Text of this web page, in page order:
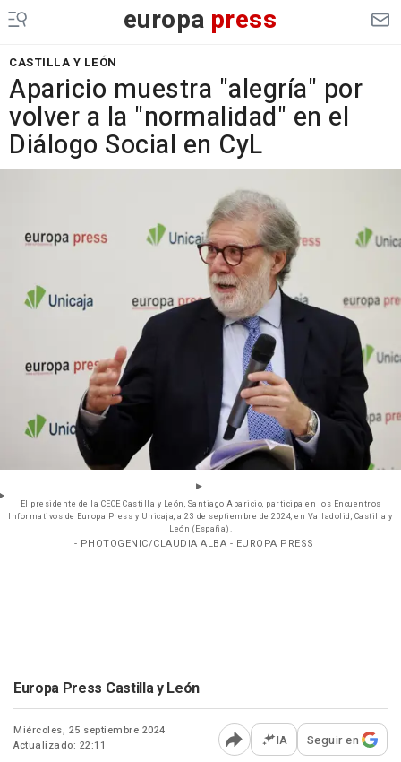
europa press
CASTILLA Y LEÓN
Aparicio muestra "alegría" por
volver a la "normalidad" en el
Diálogo Social en CyL
El presidente de la CEOE Castilla y León, Santiago Aparicio, participa en los Encuentros
Informativos de Europa Press y Unicaja, a 23 de septiembre de 2024, en Valladolid, Castilla y
León (España).
- PHOTOGENIC/CLAUDIA ALBA - EUROPA PRESS
Europa Press Castilla y León
Miércoles, 25 septiembre 2024
Actualizado: 22:11
Abrir opciones para
IA Seguir en